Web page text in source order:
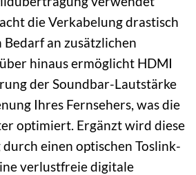
die Verkabelung drastisch
an zusätzlichen
hinaus ermöglicht HDMI
der Soundbar-Lautstärke
Ihres Fernsehers, was die
optimiert. Ergänzt wird diese
einen optischen Toslink-
verlustfreie digitale